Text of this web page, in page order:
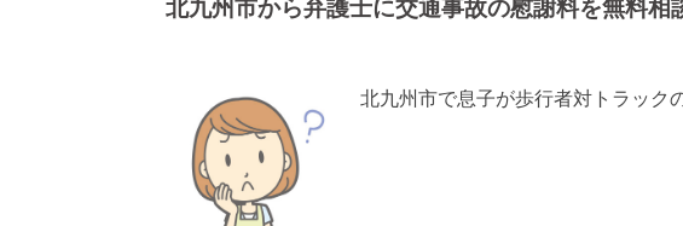
北九州市から弁護士に交通事故の慰謝料を無料相
北九州市で息子が歩行者対トラック